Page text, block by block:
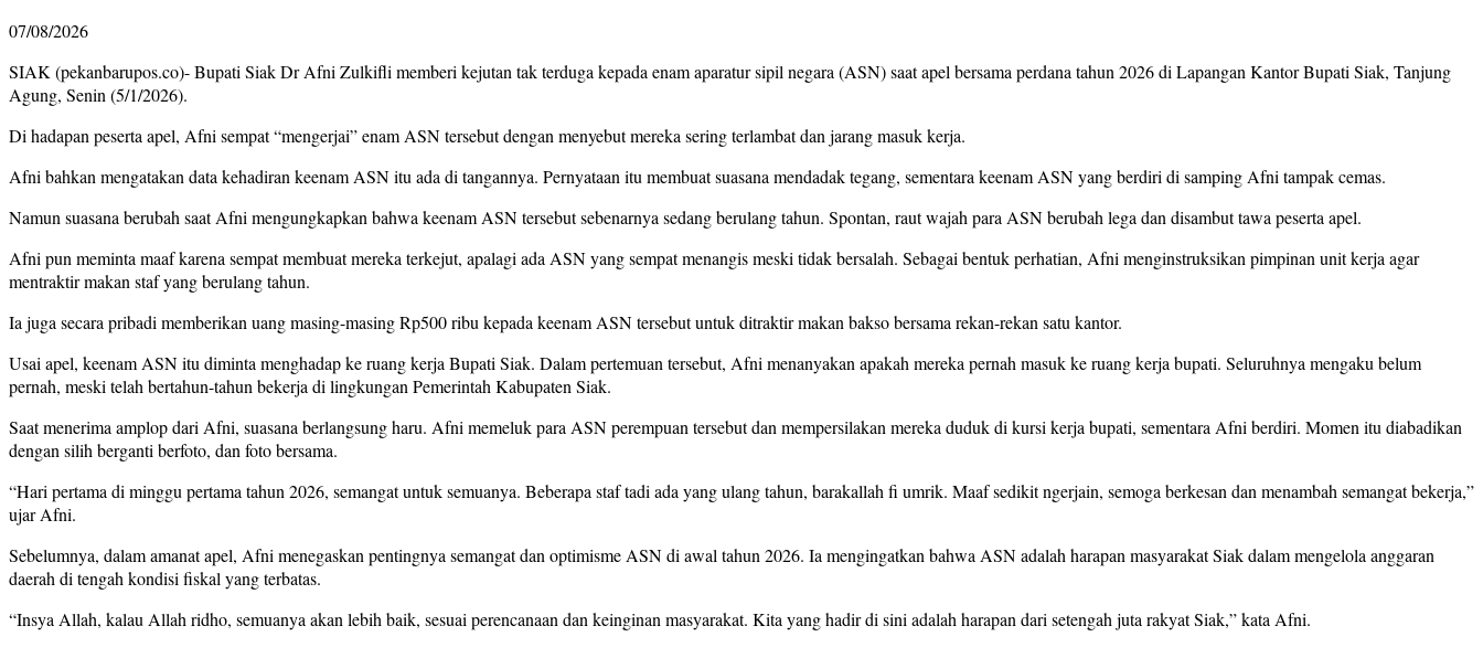
07/08/2026
SIAK (pekanbarupos.co)- Bupati Siak Dr Afni Zulkifli memberi kejutan tak terduga kepada enam aparatur sipil negara (ASN) saat apel bersama perdana tahun 2026 di Lapangan Kantor Bupati Siak, Tanjung
Agung, Senin (5/1/2026).
Di hadapan peserta apel, Afni sempat “mengerjai” enam ASN tersebut dengan menyebut mereka sering terlambat dan jarang masuk kerja.
Afni bahkan mengatakan data kehadiran keenam ASN itu ada di tangannya. Pernyataan itu membuat suasana mendadak tegang, sementara keenam ASN yang berdiri di samping Afni tampak cemas.
Namun suasana berubah saat Afni mengungkapkan bahwa keenam ASN tersebut sebenarnya sedang berulang tahun. Spontan, raut wajah para ASN berubah lega dan disambut tawa peserta apel.
Afni pun meminta maaf karena sempat membuat mereka terkejut, apalagi ada ASN yang sempat menangis meski tidak bersalah. Sebagai bentuk perhatian, Afni menginstruksikan pimpinan unit kerja agar
mentraktir makan staf yang berulang tahun.
Ia juga secara pribadi memberikan uang masing-masing Rp500 ribu kepada keenam ASN tersebut untuk ditraktir makan bakso bersama rekan-rekan satu kantor.
Usai apel, keenam ASN itu diminta menghadap ke ruang kerja Bupati Siak. Dalam pertemuan tersebut, Afni menanyakan apakah mereka pernah masuk ke ruang kerja bupati. Seluruhnya mengaku belum
pernah, meski telah bertahun-tahun bekerja di lingkungan Pemerintah Kabupaten Siak.
Saat menerima amplop dari Afni, suasana berlangsung haru. Afni memeluk para ASN perempuan tersebut dan mempersilakan mereka duduk di kursi kerja bupati, sementara Afni berdiri. Momen itu diabadikan
dengan silih berganti berfoto, dan foto bersama.
“Hari pertama di minggu pertama tahun 2026, semangat untuk semuanya. Beberapa staf tadi ada yang ulang tahun, barakallah fi umrik. Maaf sedikit ngerjain, semoga berkesan dan menambah semangat bekerja,”
ujar Afni.
Sebelumnya, dalam amanat apel, Afni menegaskan pentingnya semangat dan optimisme ASN di awal tahun 2026. Ia mengingatkan bahwa ASN adalah harapan masyarakat Siak dalam mengelola anggaran
daerah di tengah kondisi fiskal yang terbatas.
“Insya Allah, kalau Allah ridho, semuanya akan lebih baik, sesuai perencanaan dan keinginan masyarakat. Kita yang hadir di sini adalah harapan dari setengah juta rakyat Siak,” kata Afni.